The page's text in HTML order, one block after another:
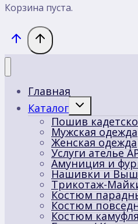
Корзина пуста.
Главная
Каталог
Переключить
меню
Пошив
Мужская одежда
Женская одежда
Услуги ателье
Амуниция и
Нашивки и
Трикотаж-
Костюм
Костюм
Костюм